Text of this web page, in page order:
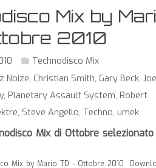
Mix by
2010
Technodisco Mix
Noize, Christian Smith, Gary Beck,
, Planetary Assault System, Robert
, Steve Angello, Techno, umek
Mix di Ottobre
Mix by Mario TD - Ottobre 2010